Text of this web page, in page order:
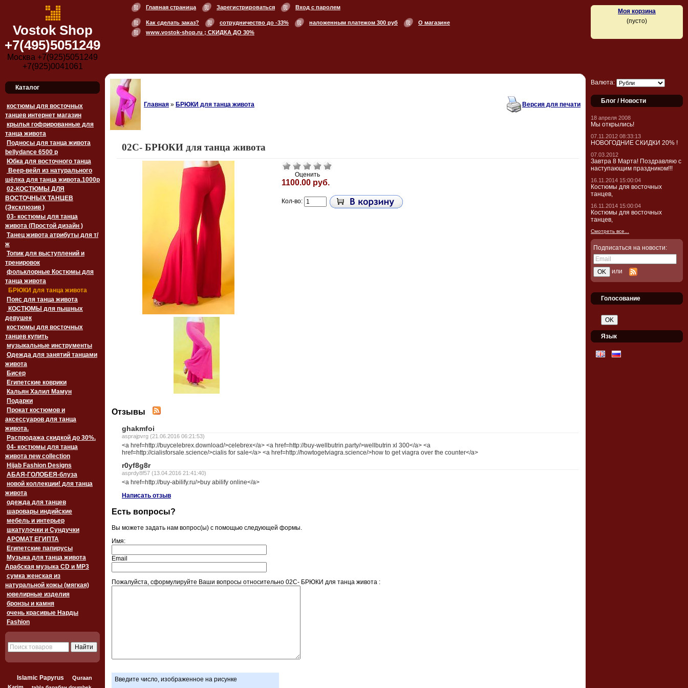
Vostok Shop
+7(495)5051249
Москва +7(925)5051249
+7(925)0041061
Главная страница Зарегистрироваться Вход с паролем
Как сделать заказ? сотрудничество до -33% наложенным платежом 300 руб
О магазине
www.vostok-shop.ru ; СКИДКА ДО 30%
Моя корзина
(пусто)
Каталог
костюмы для восточных
танцев интернет магазин
крылья гофрированные для
танца живота
Подносы для танца живота
bellydance 6500 p
Юбка для восточного танца
Веер-вейл из натурального
шёлка для танца живота.1000p
02-КОСТЮМЫ ДЛЯ
ВОСТОЧНЫХ ТАНЦЕВ
(Эксклюзив )
03- костюмы для танца
живота (Простой дизайн )
Танец живота атрибуты для т/
ж
Топик для выступлений и
тренировок
фольклорные Костюмы для
танца живота
БРЮКИ для танца живота
Пояс для танца живота
девушек
костюмы для восточных
танцев купить
музыкальные инструменты
Одежда для занятий танцами
живота
Бисер
Египетские коврики
Кальян Халил Мамун
Подарки
Прокат костюмов и
аксессуаров для танца
живота.
Распродажа скидкой до 30%.
04- костюмы для танца
живота new collection
Hijab Fashion Designs
АБАЯ-ГОЛОБЕЯ-блуза
новой коллекции! для танца
живота
одежда для танцев
шаровары индийские
мебель и интерьер
шкатулочки и Сундучки
АРОМАТ ЕГИПТА
Египетские папирусы
Музыка для танца живота
Арабская музыка CD и MP3
сумка женская из
натуральной кожы (мягкая)
ювелирные изделия
бронзы и камня
очень красивые Нарды
Fashion
Islamic Papyrus
Quraan
Главная » БРЮКИ для танца живота Версия для печати
02C- БРЮКИ для танца живота
Оценить
1100.00 руб.
Кол-во:
Отзывы
ghakmfoi
asprajpvrg (21.06.2016 06:21:53)
<a href=http://buycelebrex.download/>celebrex</a> <a href=http://buy-wellbutrin.party/>wellbutrin xl 300</a> <a
href=http://cialisforsale.science/>cialis for sale</a> <a href=http://howtogetviagra.science/>how to get viagra over the counter</a>
r0yf8g8r
asprdy8f57 (13.04.2016 21:41:40)
<a href=http://buy-abilify.ru/>buy abilify online</a>
Написать отзыв
Есть вопросы?
Вы можете задать нам вопрос(ы) с помощью следующей формы.
Имя:
Email
Пожалуйста, сформулируйте Ваши вопросы относительно 02C- БРЮКИ для танца живота :
Введите число, изображенное на рисунке
Валюта:
Блог / Новости
18 апреля 2008
Мы открылись!
07.11.2012 08:33:13
НОВОГОДНИЕ СКИДКИ 20% !
07.03.2012
Завтра 8 Марта! Поздравляю с
наступающим праздником!!!
16.11.2014 15:00:04
Костюмы для восточных
танцев,
16.11.2014 15:00:04
Костюмы для восточных
танцев,
Смотреть все...
Подписаться на новости:
или
Голосование
Язык